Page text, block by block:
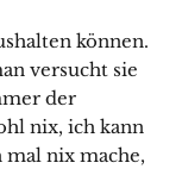
können.
versucht sie
der
nix, ich kann
nix mache,